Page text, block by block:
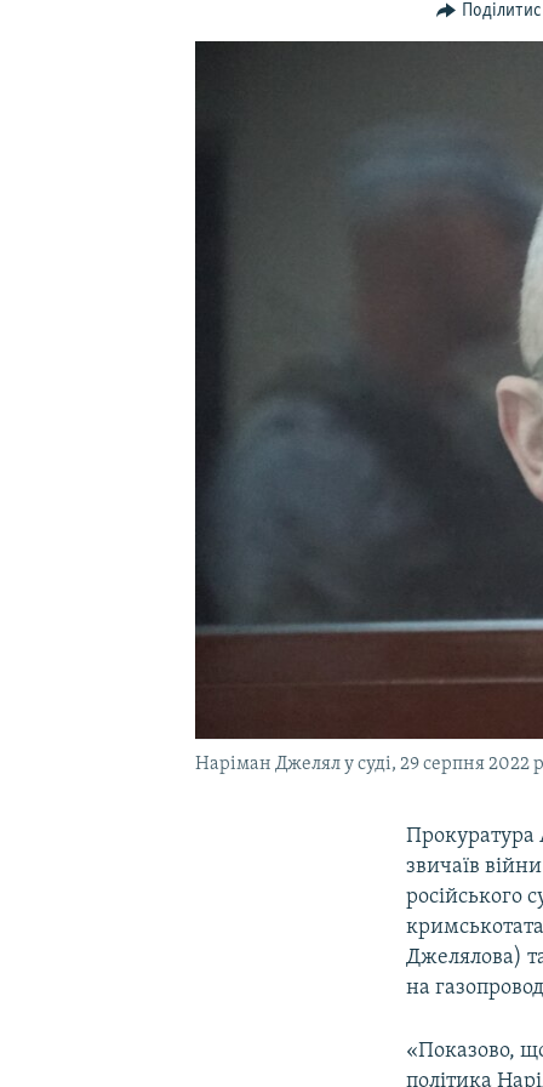
Наріман Джелял у суді, 29 серпня 2022
Прокуратура
звичаїв
російського
Джелялова)
на
«Показово,
політика